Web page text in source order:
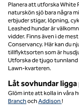
Planera att utforska White
naturskön sjö bara några
erbjuder stigar, löpning,
Leashed hundar är
vidder. Finns även i de
Conservancy. Här kan du
tillflyktsorten som är
Utforska de tjugo
Lawn-kvarteren.
Låt sovhundar
Glöm inte att kolla in våra
BranchochAddison !